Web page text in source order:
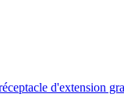
d'extension